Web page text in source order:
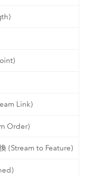
Link)
Order)
(Stream to Feature)